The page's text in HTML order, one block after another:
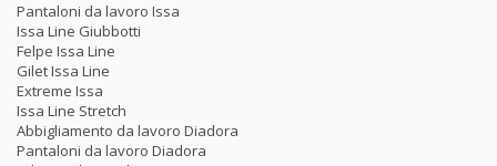
Pantaloni da lavoro Issa
Issa Line Giubbotti
Felpe Issa Line
Gilet Issa Line
Extreme Issa
Issa Line Stretch
Abbigliamento da lavoro Diadora
Pantaloni da lavoro Diadora